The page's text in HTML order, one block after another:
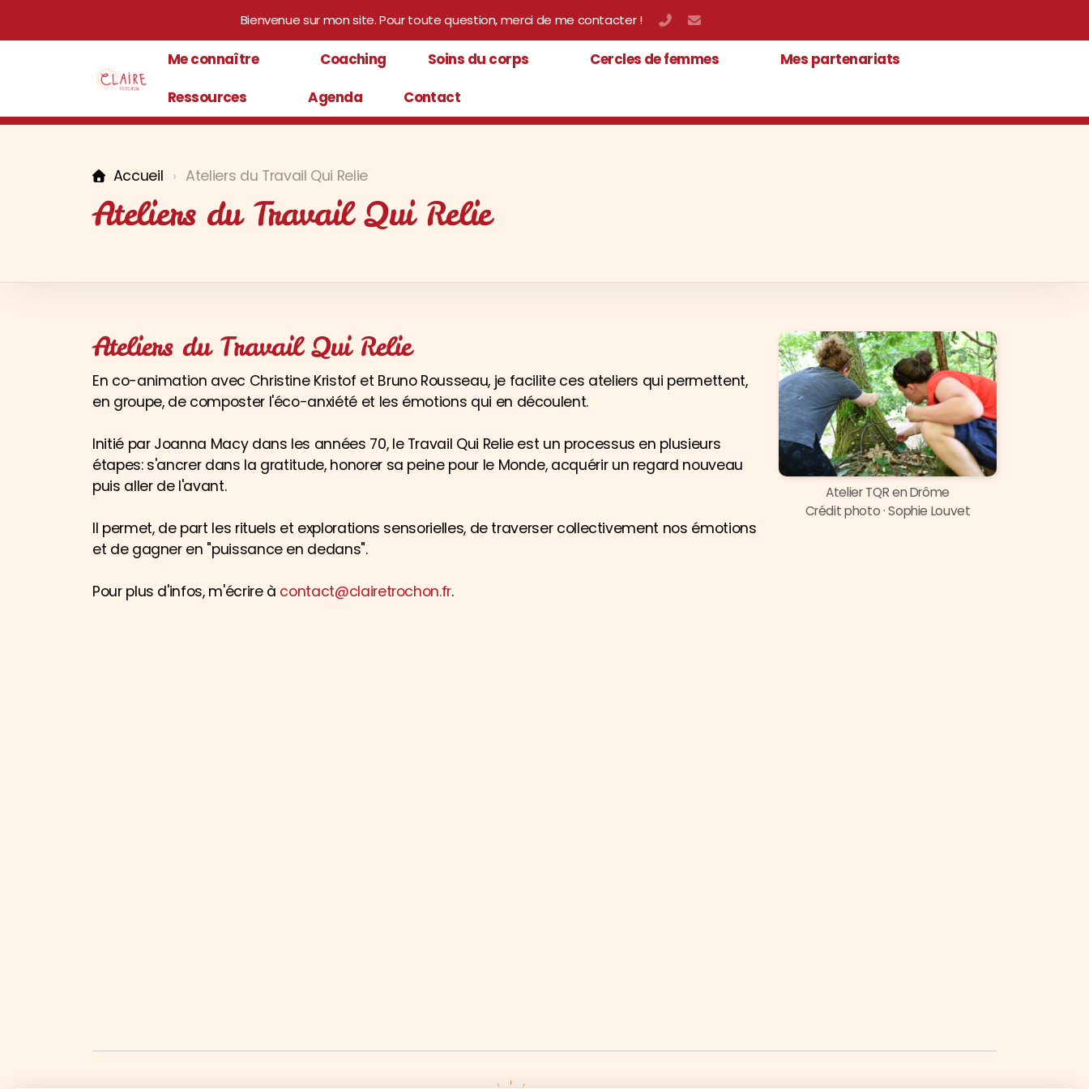
Bienvenue sur mon site. Pour toute question, merci de me contacter ! 06 32 75 63 22
Me connaître Coaching Soins du corps Cercles de femmes
Mes partenariats
Ressources
Agenda Contact
Accueil Ateliers du Travail Qui Relie
Ateliers du Travail Qui Relie
Atelier TQR en Drôme
Crédit photo · Sophie Louvet
Ateliers du Travail Qui Relie
En co-animation avec Christine Kristof et Bruno Rousseau, je facilite ces ateliers qui permettent,
en groupe, de composter l'éco-anxiété et les émotions qui en découlent.
Initié par Joanna Macy dans les années 70, le Travail Qui Relie est un processus en plusieurs
étapes: s'ancrer dans la gratitude, honorer sa peine pour le Monde, acquérir un regard nouveau
puis aller de l'avant.
Il permet, de part les rituels et explorations sensorielles, de traverser collectivement nos émotions
et de gagner en "puissance en dedans".
Pour plus d'infos, m'écrire à contact@clairetrochon.fr.